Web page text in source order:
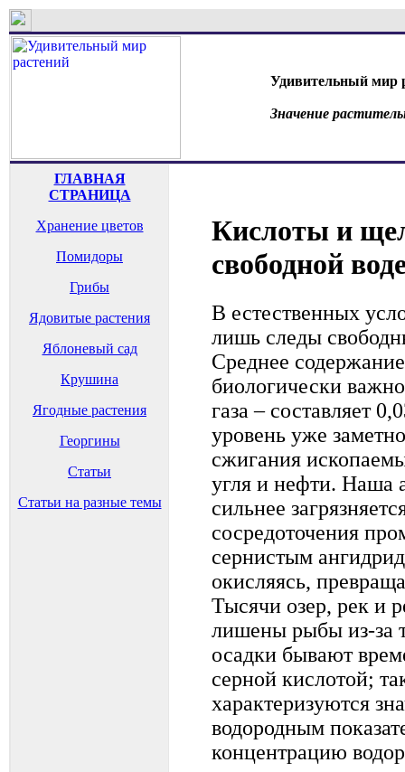
Удивительный мир
Значение
ГЛАВНАЯ
СТРАНИЦА
Хранение цветов
Помидоры
Грибы
Ядовитые растения
Яблоневый сад
Крушина
Ягодные растения
Георгины
Статьи
Статьи на разные темы
Кислоты и
свободной
В естественных
лишь следы
Среднее
биологически
газа – составляет
уровень уже
сжигания
угля и нефти. Наша
сильнее
сосредоточения
сернистым
окисляясь,
Тысячи озер, рек и
лишены рыбы из-за
осадки бывают
серной кислотой;
характеризуются
водородным
концентрацию